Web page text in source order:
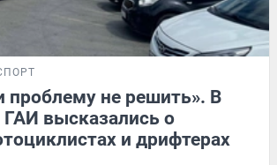
проблему не решить». В
высказались о
и дрифтерах